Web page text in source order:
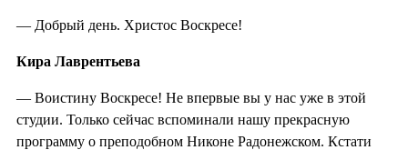
— Добрый день. Христос Воскресе!
Кира Лаврентьева
— Воистину Воскресе! Не впервые вы у нас уже в этой
студии. Только сейчас вспоминали нашу прекрасную
программу о преподобном Никоне Радонежском. Кстати